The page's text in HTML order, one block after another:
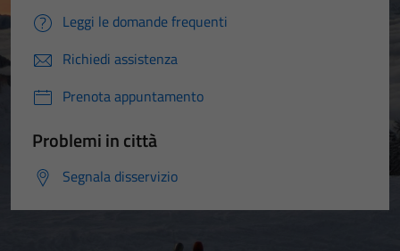
Leggi le domande frequenti
Richiedi assistenza
Prenota appuntamento
Problemi in città
Segnala disservizio